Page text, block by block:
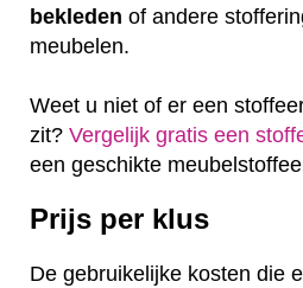
bekleden of andere
meubelen.
Weet u niet of er een
zit? Vergelijk gratis een
een geschikte
Prijs per klus
De gebruikelijke kosten die